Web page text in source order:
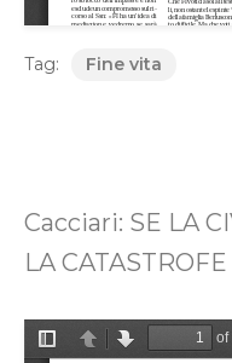
Tag: Fine vita
Cacciari: SE LA
LA